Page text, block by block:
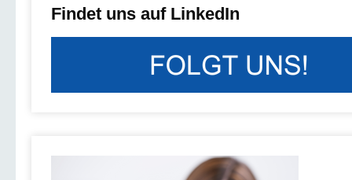
Findet uns auf LinkedIn